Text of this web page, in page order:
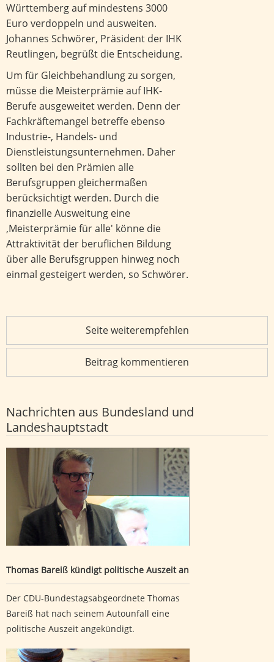
Württemberg auf mindestens 3000
Euro verdoppeln und ausweiten.
Johannes Schwörer, Präsident der IHK
Reutlingen, begrüßt die Entscheidung.
Um für Gleichbehandlung zu sorgen,
müsse die Meisterprämie auf IHK-
Berufe ausgeweitet werden. Denn der
Fachkräftemangel betreffe ebenso
Industrie-, Handels- und
Dienstleistungsunternehmen. Daher
sollten bei den Prämien alle
Berufsgruppen gleichermaßen
berücksichtigt werden. Durch die
finanzielle Ausweitung eine
‚Meisterprämie für alle' könne die
Attraktivität der beruflichen Bildung
über alle Berufsgruppen hinweg noch
einmal gesteigert werden, so Schwörer.
Seite weiterempfehlen
Beitrag kommentieren
Nachrichten aus Bundesland und
Landeshauptstadt
Thomas Bareiß kündigt politische Auszeit an
Thomas Bareiß kündigt politische Auszeit an
Der CDU-Bundestagsabgeordnete Thomas
Bareiß hat nach seinem Autounfall eine
politische Auszeit angekündigt.
Revision zu sechsfachem versuchtem Mord verworfen